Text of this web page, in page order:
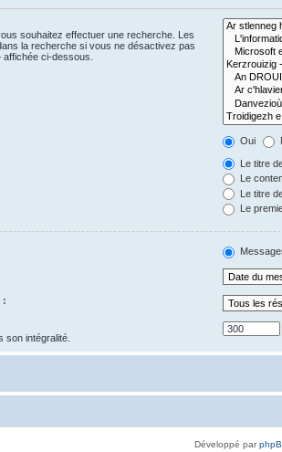
souhaitez effectuer une recherche. Les
la recherche si vous ne désactivez pas
ci-dessous.
Oui
Le titre
Le
Le titre
Le
:
son intégralité.
Développé par